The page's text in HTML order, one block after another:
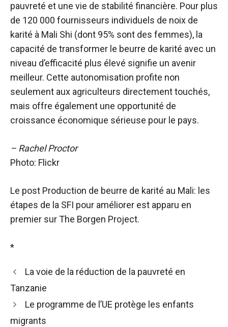
pauvreté et une vie de stabilité financière. Pour plus
de 120 000 fournisseurs individuels de noix de
karité à Mali Shi (dont 95% sont des femmes), la
capacité de transformer le beurre de karité avec un
niveau d’efficacité plus élevé signifie un avenir
meilleur. Cette autonomisation profite non
seulement aux agriculteurs directement touchés,
mais offre également une opportunité de
croissance économique sérieuse pour le pays.
– Rachel Proctor
Photo: Flickr
Le post Production de beurre de karité au Mali: les
étapes de la SFI pour améliorer est apparu en
premier sur The Borgen Project.
*
La voie de la réduction de la pauvreté en
Tanzanie
Le programme de l’UE protège les enfants
migrants